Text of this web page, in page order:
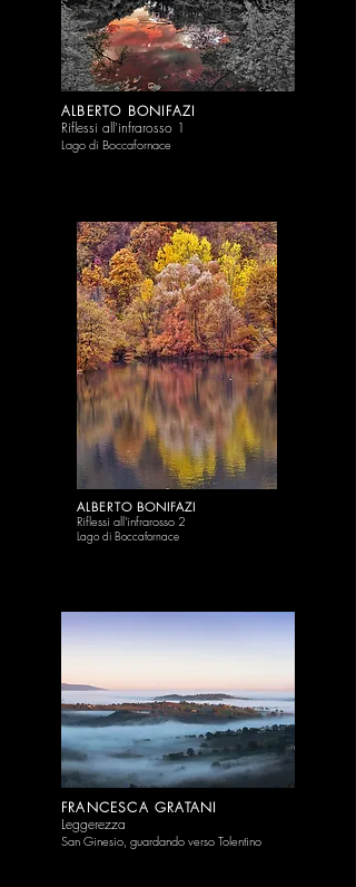
ALBERTO BONIFAZI
Riflessi all'infrarosso 1
Lago di Boccafornace
ALBERTO BONIFAZI
Riflessi all'infrarosso 2
Lago di Boccafornace
FRANCESCA GRATANI
Leggerezza
San Ginesio, guardando verso Tolentino